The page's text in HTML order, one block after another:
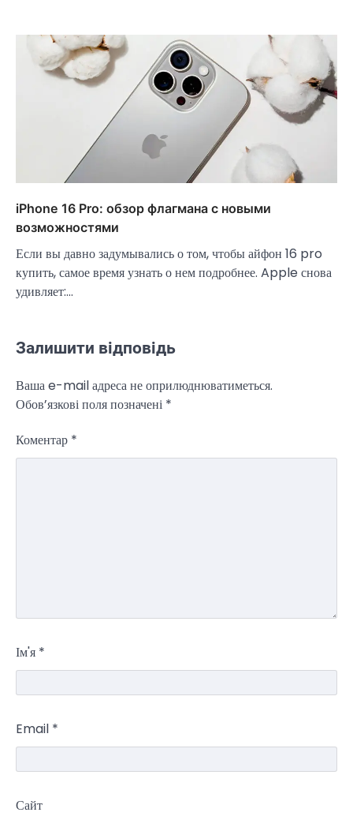
iPhone 16 Pro: обзор флагмана с новыми
возможностями
Если вы давно задумывались о том, чтобы айфон 16 pro
купить, самое время узнать о нем подробнее. Apple снова
удивляет:…
Залишити відповідь
Ваша e-mail адреса не оприлюднюватиметься.
Обов’язкові поля позначені *
Коментар *
Ім'я *
Email *
Сайт